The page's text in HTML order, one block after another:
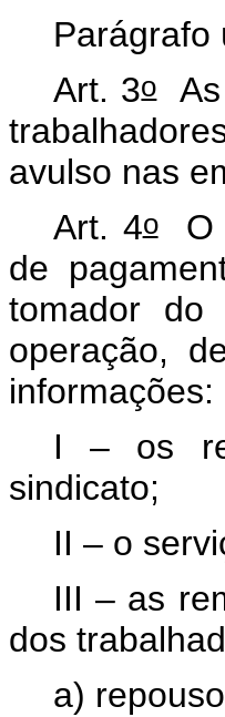
Parágrafo
Art. 3oAs
avulso nas
Art. 4oO
de
tomador do
operação,
informações:
I – os
sindicato;
II – o
III – as
dos
a)